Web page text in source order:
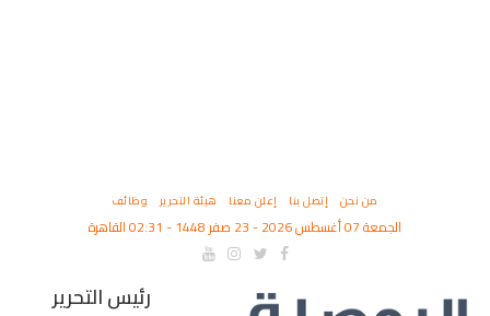
من نحن إتصل بنا إعلن معنا هيئة التحرير وظائف
الجمعة 07 أغسطس 2026 - 23 صفر 1448 - 02:31 القاهرة
رئيس التحرير